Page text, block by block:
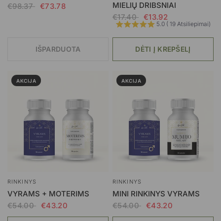
€98.37
€73.78
IŠPARDUOTA
MIELIŲ DRIBSNIAI
€17.40
€13.92
5.0 ( 19 Atsiliepimai)
DĖTI Į KREPŠELĮ
AKCIJA
RINKINYS
VYRAMS + MOTERIMS
€54.00
€43.20
AKCIJA
RINKINYS
MINI RINKINYS VYRAMS
€54.00
€43.20